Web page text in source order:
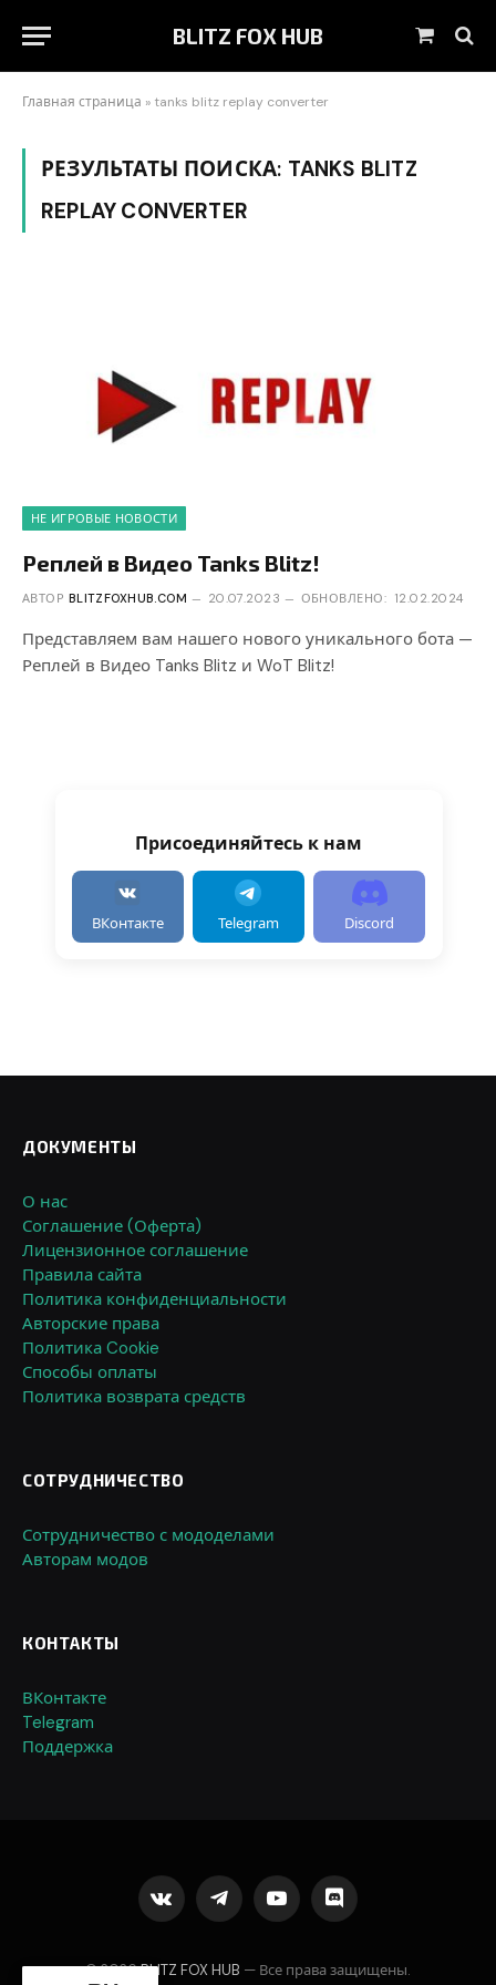
BLITZ FOX HUB Корзина
Главная страница » tanks blitz replay converter
РЕЗУЛЬТАТЫ ПОИСКА: TANKS BLITZ
REPLAY CONVERTER
НЕ ИГРОВЫЕ НОВОСТИ
Реплей в Видео Tanks Blitz!
АВТОР BLITZFOXHUB.COM 20.07.2023 ОБНОВЛЕНО: 12.02.2024
Представляем вам нашего нового уникального бота —
Реплей в Видео Tanks Blitz и WoT Blitz!
Присоединяйтесь к нам
ВКонтакте Telegram Discord
ДОКУМЕНТЫ
О нас
Соглашение (Оферта)
Лицензионное соглашение
Правила сайта
Политика конфиденциальности
Авторские права
Политика Cookie
Способы оплаты
Политика возврата средств
СОТРУДНИЧЕСТВО
Сотрудничество с мододелами
Авторам модов
КОНТАКТЫ
ВКонтакте
Telegram
Поддержка
VKontakteTelegramYouTubeDiscord
© 2026BLITZ FOX HUB — Все права защищены.